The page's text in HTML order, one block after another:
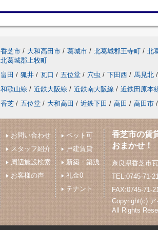
香芝市 / 大和高田市 / 葛城市 / 北葛城郡王寺町 / 北
北葛城郡上牧町
畠田 / 狐井 / 瓦口 / 五位堂 / 穴虫 / 下田西 / 馬見北 /
和歌山線 / 近鉄大阪線 / 近鉄南大阪線 / 近鉄田原本
香芝 / 五位堂 / 大和高田 / 近鉄下田 / 高田 / 高田市 /
お問い合わせ
スタッフ紹介
周辺施設検索
お客様の声
ペット可
戸建賃貸
新築・築浅
礼金0
テナント
香芝市の賃
おまかせ！
奈良県香芝市
TEL:0745-71-
FAX:0745-71-
Copyright(c)
All Rights